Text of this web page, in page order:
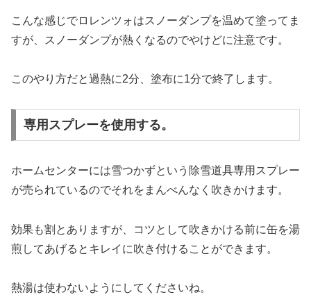
こんな感じでロレンツォはスノーダンプを温めて塗ってま
すが、スノーダンプが熱くなるのでやけどに注意です。
このやり方だと過熱に2分、塗布に1分で終了します。
専用スプレーを使用する。
ホームセンターには雪つかずという除雪道具専用スプレー
が売られているのでそれをまんべんなく吹きかけます。
効果も割とありますが、コツとして吹きかける前に缶を湯
煎してあげるとキレイに吹き付けることができます。
熱湯は使わないようにしてくださいね。